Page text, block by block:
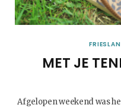
MET JE
Afgelopen weekend was